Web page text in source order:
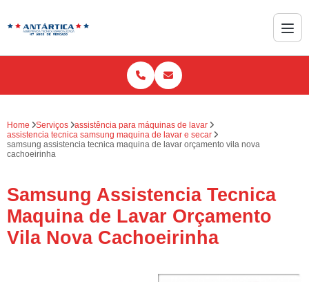
Home Serviços
assistência para máquinas de lavar
assistencia tecnica samsung maquina de lavar e secar
samsung assistencia tecnica maquina de lavar orçamento vila nova
cachoeirinha
Samsung Assistencia Tecnica
Maquina de Lavar Orçamento
Vila Nova Cachoeirinha